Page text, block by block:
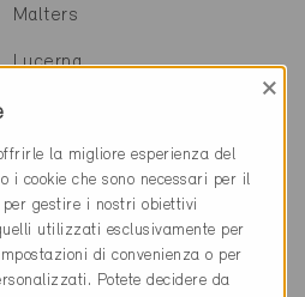
Malters
Lucerna
Hodel & Partner AG
6102
×
la migliore esperienza del
i cookie che sono necessari per il
gestire i nostri obiettivi
utilizzati esclusivamente per
di convenienza o per
Potete decidere da